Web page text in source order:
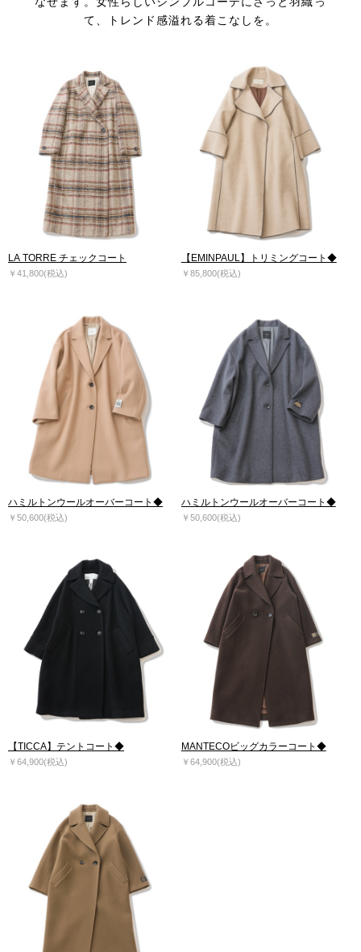
て、トレンド感溢れる着こなしを。
LA TORRE チェックコート
￥41,800(税込)
【EMINPAUL】トリミングコート◆
￥85,800(税込)
ハミルトンウールオーバーコート◆
￥50,600(税込)
ハミルトンウールオーバーコート◆
￥50,600(税込)
【TICCA】テントコート◆
￥64,900(税込)
MANTECOビッグカラーコート◆
￥64,900(税込)